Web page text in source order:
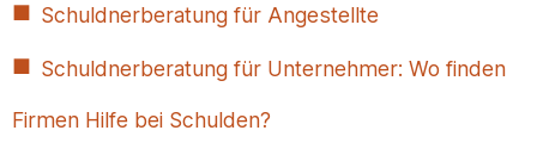
Schuldnerberatung für Angestellte
Schuldnerberatung für Unternehmer: Wo finden
Firmen Hilfe bei Schulden?